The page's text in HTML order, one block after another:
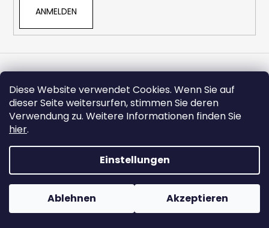
Diese Website verwendet Cookies. Wenn Sie auf
dieser Seite weitersurfen, stimmen Sie deren
Verwendung zu. Weitere Informationen finden Sie
hier.
Einstellungen
Ablehnen Akzeptieren
i
s
t
e
ANMELDEN